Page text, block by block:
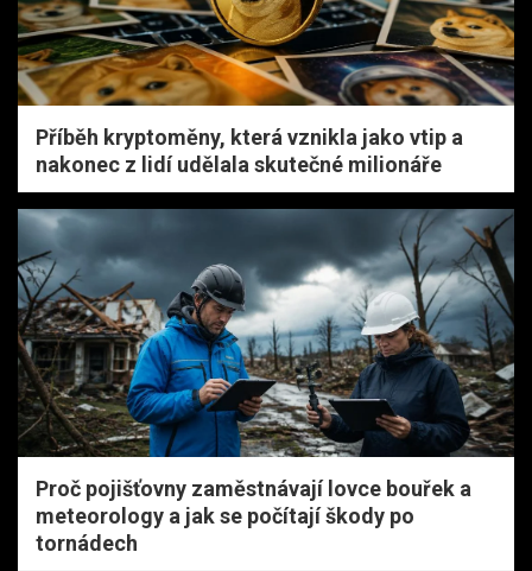
Příběh kryptoměny, která vznikla jako vtip a
nakonec z lidí udělala skutečné milionáře
Proč pojišťovny zaměstnávají lovce bouřek a
meteorology a jak se počítají škody po
tornádech